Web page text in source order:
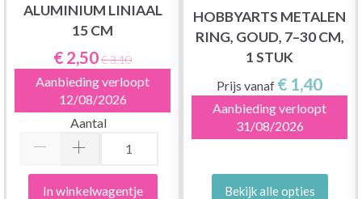
ALUMINIUM LINIAAL
15 CM
€ 2,50€ 3,10
Aanbieding verloopt
12/08/2026
Aantal
In winkelwagentje
HOBBYARTS METALEN
RING, GOUD, 7–30 CM,
1 STUK
Prijs vanaf € 1,40
Aanbieding verloopt
31/08/2026
Bekijk alle opties